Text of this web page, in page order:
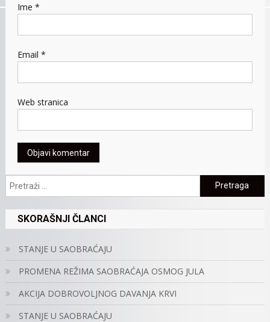
Ime *
Email *
Web stranica
Pretraga:
SKORAŠNJI ČLANCI
STANJE U SAOBRAĆAJU
PROMENA REŽIMA SAOBRAĆAJA OSMOG JULA
AKCIJA DOBROVOLJNOG DAVANJA KRVI
STANJE U SAOBRAĆAJU